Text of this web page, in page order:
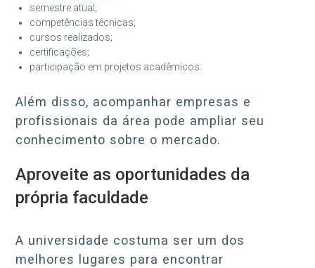
semestre atual;
competências técnicas;
cursos realizados;
certificações;
participação em projetos acadêmicos.
Além disso, acompanhar empresas e
profissionais da área pode ampliar seu
conhecimento sobre o mercado.
Aproveite as oportunidades da
própria faculdade
A universidade costuma ser um dos
melhores lugares para encontrar